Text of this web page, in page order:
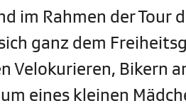
im Rahmen der Tour
ganz dem
Velokurieren, Bikern
eines kleinen